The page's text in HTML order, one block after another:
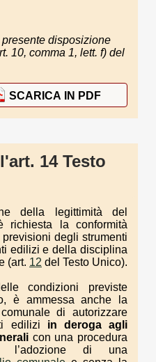
disposizione
10, comma 1, lett. f) del
SCARICA IN PDF
14 Testo
della legittimità del
richiesta la conformità
degli strumenti
edilizi e della disciplina
(art. 12 del Testo Unico).
condizioni previste
è ammessa anche la
di autorizzare
edilizi in deroga agli
con una procedura
l’adozione di una